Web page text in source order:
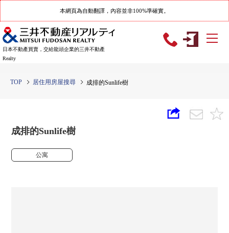
本網頁為自動翻譯，內容並非100%準確實。
日本不動產買賣，交給龍頭企業的三井不動產
Realty
TOP 居住用房屋搜尋 成排的Sunlife樹
成排的Sunlife樹
公寓